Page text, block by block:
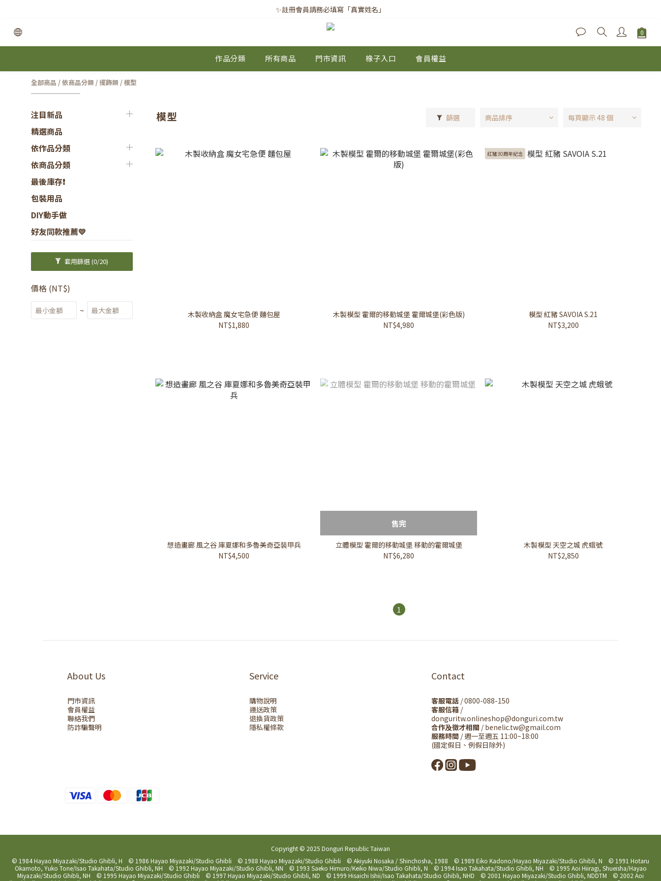
✨註冊會員請務必填寫「真實姓名」
✨註冊會員請務必填寫「真實姓名」
｜每月8日｜會員滿千免運日
✨註冊會員請務必填寫「真實姓名」
作品分類 所有商品 門市資訊 橡子入口 會員權益
全部商品 /依商品分類 /擺飾類 /模型
注目新品
精選商品
依作品分類
依商品分類
最後庫存❗
包裝用品
DIY動手做
好友同款推薦💛
套用篩選(0/20)
價格 (NT$)
~
模型 篩選 商品排序 每頁顯示 48 個
木製收納盒 魔女宅急便 麵包屋
NT$1,880
木製模型 霍爾的移動城堡 霍爾城堡(彩色版)
NT$4,980
紅豬30周年紀念
模型 紅豬 SAVOIA S.21
NT$3,200
想造畫廊 風之谷 庫夏娜和多魯美奇亞裝甲兵
NT$4,500
售完
立體模型 霍爾的移動城堡 移動的霍爾城堡
NT$6,280
木製模型 天空之城 虎蛾號
NT$2,850
1
About Us
門市資訊
會員權益
聯絡我們
防詐騙聲明
Service
購物說明
運送政策
退換貨政策
隱私權條款
Contact
客服電話 / 0800-088-150
客服信箱 /
donguritw.onlineshop@donguri.com.tw
合作及徵才相關 / benelic.tw@gmail.com
服務時間 / 週一至週五 11:00~18:00
(國定假日、例假日除外)
Copyright © 2025 Donguri Republic Taiwan
© 1984 Hayao Miyazaki/Studio Ghibli, H © 1986 Hayao Miyazaki/Studio Ghibli © 1988 Hayao Miyazaki/Studio Ghibli © Akiyuki Nosaka / Shinchosha, 1988 © 1989 Eiko Kadono/Hayao Miyazaki/Studio Ghibli, N © 1991 Hotaru
Okamoto, Yuko Tone/Isao Takahata/Studio Ghibli, NH © 1992 Hayao Miyazaki/Studio Ghibli, NN © 1993 Saeko Himuro/Keiko Niwa/Studio Ghibli, N © 1994 Isao Takahata/Studio Ghibli, NH © 1995 Aoi Hiiragi, Shueisha/Hayao
Miyazaki/Studio Ghibli, NH © 1995 Hayao Miyazaki/Studio Ghibli © 1997 Hayao Miyazaki/Studio Ghibli, ND © 1999 Hisaichi Ishii/Isao Takahata/Studio Ghibli, NHD © 2001 Hayao Miyazaki/Studio Ghibli, NDDTM © 2002 Aoi